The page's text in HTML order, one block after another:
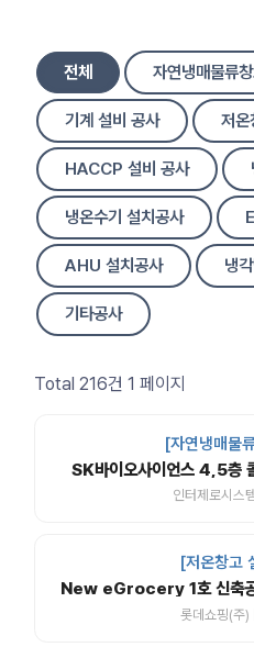
전체 자연냉매물류
기계 설비 공사 저온
HACCP 설비 공사
냉온수기 설치공사
AHU 설치공사 냉
기타공사
Total 216건 1 페이지
[자연냉매물
SK바이오사이언스 4,5층
인터제로시스
[저온창고
New eGrocery 1호 신축공
롯데쇼핑(주